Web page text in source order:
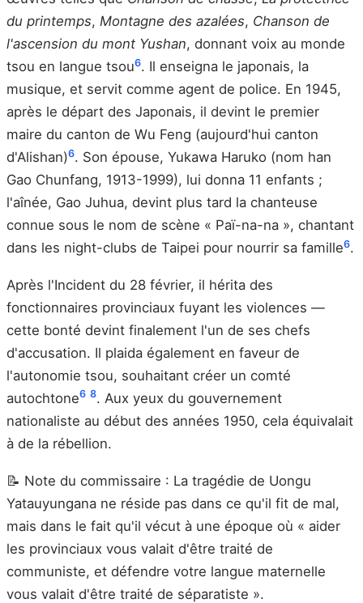
du printemps, Montagne des azalées, Chanson de
l'ascension du mont Yushan, donnant voix au monde
tsou en langue tsou6. Il enseigna le japonais, la
musique, et servit comme agent de police. En 1945,
après le départ des Japonais, il devint le premier
maire du canton de Wu Feng (aujourd'hui canton
d'Alishan)6. Son épouse, Yukawa Haruko (nom han
Gao Chunfang, 1913-1999), lui donna 11 enfants ;
l'aînée, Gao Juhua, devint plus tard la chanteuse
connue sous le nom de scène « Paï-na-na », chantant
dans les night-clubs de Taipei pour nourrir sa famille6.
Après l'Incident du 28 février, il hérita des
fonctionnaires provinciaux fuyant les violences —
cette bonté devint finalement l'un de ses chefs
d'accusation. Il plaida également en faveur de
l'autonomie tsou, souhaitant créer un comté
autochtone6 8. Aux yeux du gouvernement
nationaliste au début des années 1950, cela équivalait
à de la rébellion.
📝 Note du commissaire : La tragédie de Uongu
Yatauyungana ne réside pas dans ce qu'il fit de mal,
mais dans le fait qu'il vécut à une époque où « aider
les provinciaux vous valait d'être traité de
communiste, et défendre votre langue maternelle
vous valait d'être traité de séparatiste ».